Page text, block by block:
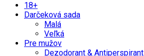
18+
Darčeková sada
Malá
Veľká
Pre mužov
Dezodorant & Antiperspirant